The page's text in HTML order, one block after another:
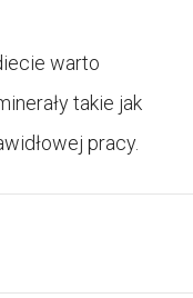
warto
takie jak
pracy.